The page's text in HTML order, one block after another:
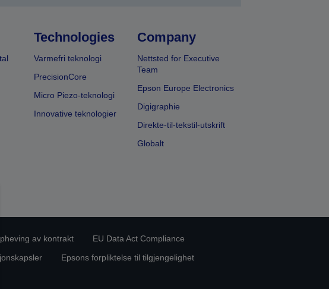
Technologies
Varmefri teknologi
PrecisionCore
Micro Piezo-teknologi
Innovative teknologier
Company
Nettsted for Executive
Team
Epson Europe Electronics
Digigraphie
Direkte-til-tekstil-utskrift
Globalt
av kontrakt
EU Data Act Compliance
Epsons forpliktelse til tilgjengelighet